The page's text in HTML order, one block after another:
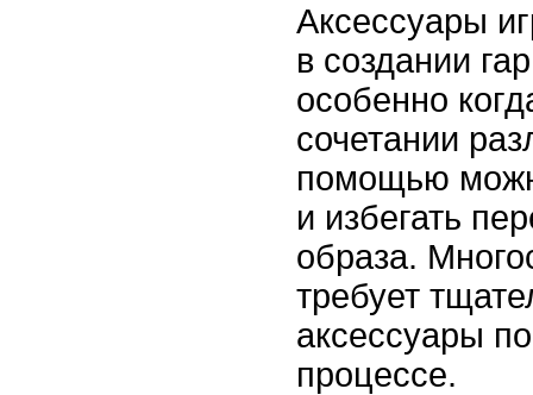
Аксессуары
в создании
особенно
сочетании
помощью
и избегать
образа.
требует
аксессуары
процессе.